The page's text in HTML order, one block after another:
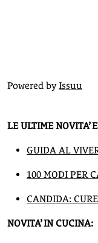
Powered byIssuu
LE ULTIME NOVITA’
GUIDA AL
100 MODI PER
CANDIDA:
NOVITA’ IN CUCINA: